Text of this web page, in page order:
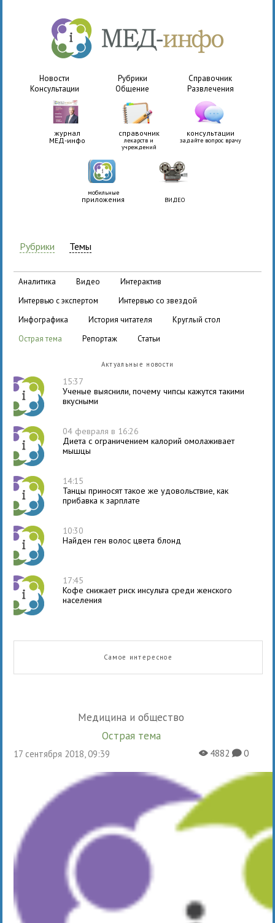
Новости Рубрики
Справочник
Консультации
Общение Развлечения
журнал
МЕД-инфо
справочник
лекарств и
учреждений
консультации
задайте вопрос врачу
мобильные
приложения ВИДЕО
Рубрики Темы
аналитика видео
интерактив
интервью с экспертом
интервью со звездой
инфографика
история читателя
круглый стол
острая тема
репортаж статьи
Актуальные новости
15:37
Ученые выяснили, почему чипсы кажутся такими
вкусными
04 февраля в 16:26
Диета с ограничением калорий омолаживает
мышцы
14:15
Танцы приносят такое же удовольствие, как
прибавка к зарплате
10:30
Найден ген волос цвета блонд
17:45
Кофе снижает риск инсульта среди женского
населения
Самое интересное
Медицина и общество
Острая тема
17 сентября 2018, 09:39 X4882K0